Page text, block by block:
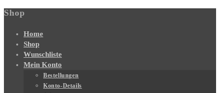
Shop
Home
Shop
Wunschliste
Mein Konto
Bestellungen
Konto-Details